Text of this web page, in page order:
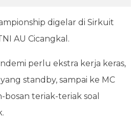
digelar di Sirkuit
AU Cicangkal.
perlu ekstra kerja keras,
standby, sampai ke MC
bosan teriak-teriak soal